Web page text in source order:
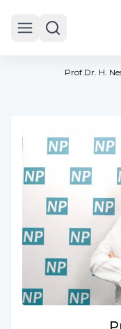
Prof.Dr. H.